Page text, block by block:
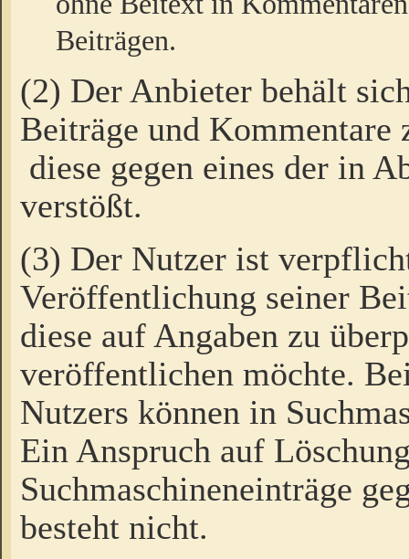
Beiträgen.
(2) Der Anbieter behält
Beiträge und Kommentare
diese gegen eines der in
verstößt.
(3) Der Nutzer ist
Veröffentlichung seiner
diese auf Angaben zu
veröffentlichen möchte.
Nutzers können in
Ein Anspruch auf
Suchmaschineneinträge
besteht nicht.